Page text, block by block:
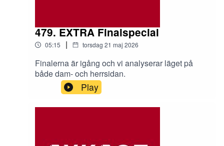
479. EXTRA Finalspecial
05:15 | torsdag 21 maj 2026
Finalerna är igång och vi analyserar läget på
både dam- och herrsidan.
Play